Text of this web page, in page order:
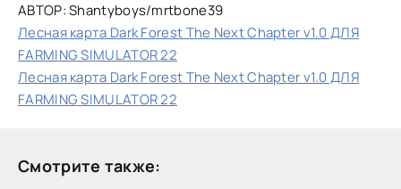
АВТОР: Shantyboys/mrtbone39
Лесная карта Dark Forest The Next Chapter v1.0 ДЛЯ
FARMING SIMULATOR 22
Лесная карта Dark Forest The Next Chapter v1.0 ДЛЯ
FARMING SIMULATOR 22
Смотрите также: